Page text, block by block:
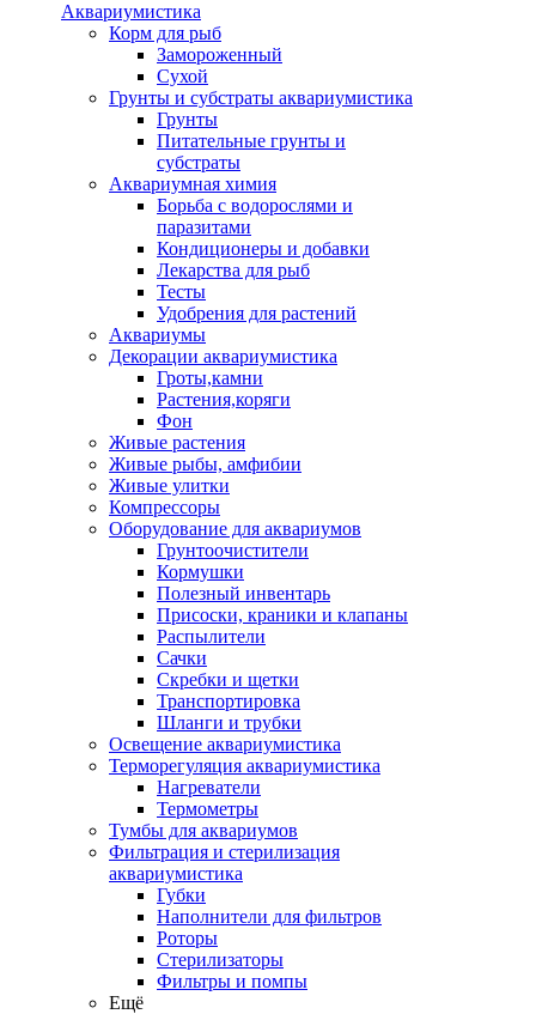
Аквариумистика
Корм для рыб
Замороженный
Сухой
Грунты и субстраты аквариумистика
Грунты
Питательные грунты и
субстраты
Аквариумная химия
Борьба с водорослями и
паразитами
Кондиционеры и добавки
Лекарства для рыб
Тесты
Удобрения для растений
Аквариумы
Декорации аквариумистика
Гроты,камни
Растения,коряги
Фон
Живые растения
Живые рыбы, амфибии
Живые улитки
Компрессоры
Оборудование для аквариумов
Грунтоочистители
Кормушки
Полезный инвентарь
Присоски, краники и клапаны
Распылители
Сачки
Скребки и щетки
Транспортировка
Шланги и трубки
Освещение аквариумистика
Терморегуляция аквариумистика
Нагреватели
Термометры
Тумбы для аквариумов
Фильтрация и стерилизация
аквариумистика
Губки
Наполнители для фильтров
Роторы
Стерилизаторы
Фильтры и помпы
Ещё